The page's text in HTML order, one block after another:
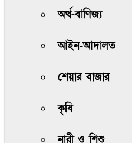
অর্থ-বাণিজ্য
আইন-আদালত
শেয়ার বাজার
কৃষি
নারী ও শিশু